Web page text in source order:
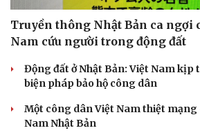
Truyền thông Nhật Bản ca ngợi
Nam cứu người trong động đất
Động đất ở Nhật Bản: Việt Nam kịp
biện pháp bảo hộ công dân
Một công dân Việt Nam thiệt mạng
Nam Nhật Bản